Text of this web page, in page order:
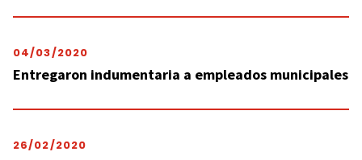
04/03/2020
Entregaron indumentaria a empleados municipales
26/02/2020